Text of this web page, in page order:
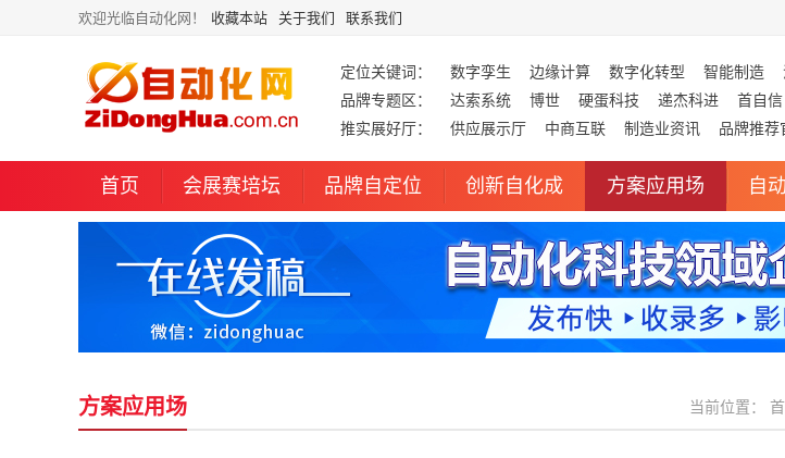
欢迎光临自动化网！ 收藏本站 关于我们 联系我们
定位关键词： 数字孪生 边缘计算 数字化转型 智能制造
品牌专题区：
达索系统 博世 硬蛋科技 递杰科进 首自信
推实展好厅：
供应展示厅 中商互联 制造业资讯 品牌推荐
首页 会展赛培坛 品牌自定位 创新自化成 方案应用场 自
方案应用场 当前位置：